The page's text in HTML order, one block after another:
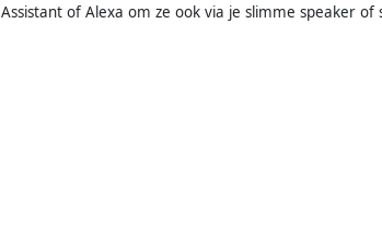
Assistant of Alexa om ze ook via je slimme speaker